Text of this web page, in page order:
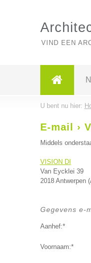
VIND EEN
U bent nu hier:
E-mail ›
Middels
VISION DI
Van Eycklei 39
2018 Antwerpen
Gegevens e-
Aanhef:*
Voornaam:*